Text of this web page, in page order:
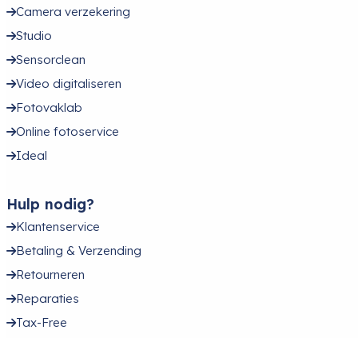
Camera verzekering
Studio
Sensorclean
Video digitaliseren
Fotovaklab
Online fotoservice
Ideal
Hulp nodig?
Klantenservice
Betaling & Verzending
Retourneren
Reparaties
Tax-Free